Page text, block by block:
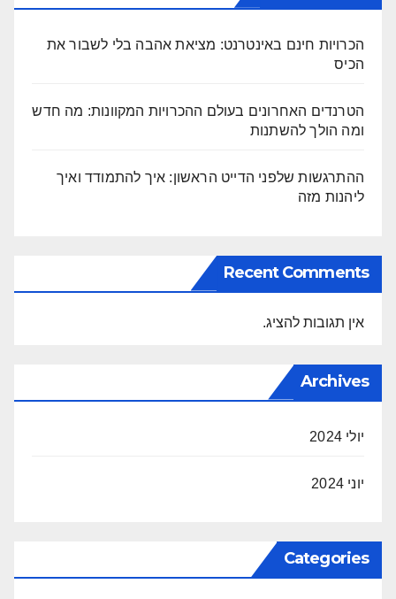
הכרויות חינם באינטרנט: מציאת אהבה בלי לשבור את
הכיס
הטרנדים האחרונים בעולם ההכרויות המקוונות: מה חדש
ומה הולך להשתנות
ההתרגשות שלפני הדייט הראשון: איך להתמודד ואיך
ליהנות מזה
Recent Comments
אין תגובות להציג.
Archives
יולי 2024
יוני 2024
Categories